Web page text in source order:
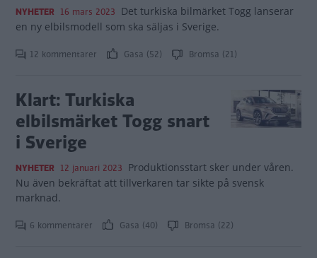
NYHETER 16 mars 2023 Det turkiska bilmärket Togg lanserar
en ny elbilsmodell som ska säljas i Sverige.
12 kommentarer Gasa (52) Bromsa (21)
Klart: Turkiska
elbilsmärket Togg snart
i Sverige
NYHETER 12 januari 2023 Produktionsstart sker under våren.
Nu även bekräftat att tillverkaren tar sikte på svensk
marknad.
6 kommentarer Gasa (40) Bromsa (22)